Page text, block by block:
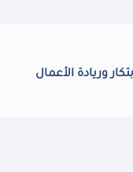
وريادة الأعمال